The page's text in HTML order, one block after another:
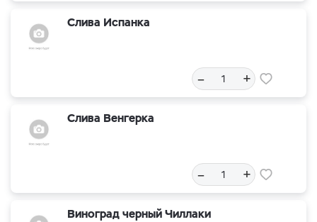
Слива Испанка
– +
Слива Венгерка
– +
Виноград черный Чиллаки